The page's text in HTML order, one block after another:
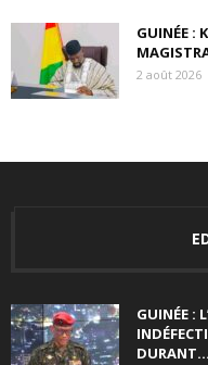
GUINÉE :
2 août 2026
GUINÉE :
DURANT...